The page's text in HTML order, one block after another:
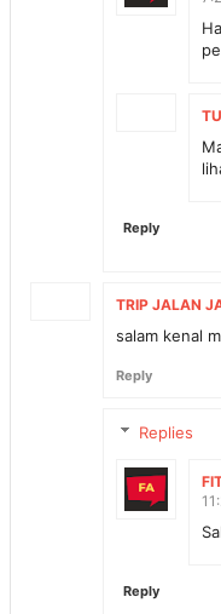
Reply
TRIP JALAN
salam kenal
Reply
Replies
Reply